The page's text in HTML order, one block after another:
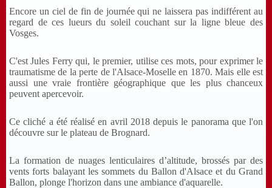
Encore un ciel de fin de journée qui ne laissera pas indifférent au
regard de ces lueurs du soleil couchant sur la ligne bleue des
Vosges.
C'est Jules Ferry qui, le premier, utilise ces mots, pour exprimer le
traumatisme de la perte de l'Alsace-Moselle en 1870. Mais elle est
aussi une vraie frontière géographique que les plus chanceux
peuvent apercevoir.
Ce cliché a été réalisé en avril 2018 depuis le panorama que l'on
découvre sur le plateau de Brognard.
La formation de nuages lenticulaires d’altitude, brossés par des
vents forts balayant les sommets du Ballon d'Alsace et du Grand
Ballon, plonge l'horizon dans une ambiance d'aquarelle.